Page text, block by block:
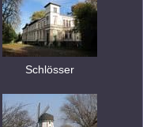
Schlösser